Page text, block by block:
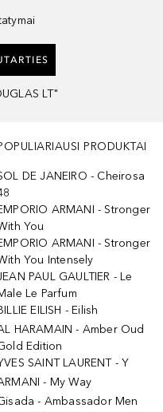
LT"
PRODUKTAI
DE JANEIRO - Cheirosa
ARMANI - Stronger
You
ARMANI - Stronger
You Intensely
PAUL GAULTIER - Le
Le Parfum
EILISH - Eilish
HARAMAIN - Amber Oud
Edition
SAINT LAURENT - Y
- My Way
- Ambassador Men